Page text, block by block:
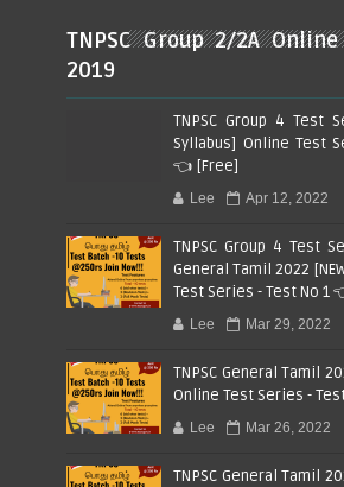
TNPSC Group 2/2A
2019
TNPSC Group 4 Test
Syllabus] Online Test
👈 [Free]
Lee Apr 12, 2022
TNPSC Group 4 Test
General Tamil 2022
Test Series - Test No 1
Lee Mar 29, 2022
TNPSC General Tamil
Online Test Series -
Lee Mar 26, 2022
TNPSC General Tamil